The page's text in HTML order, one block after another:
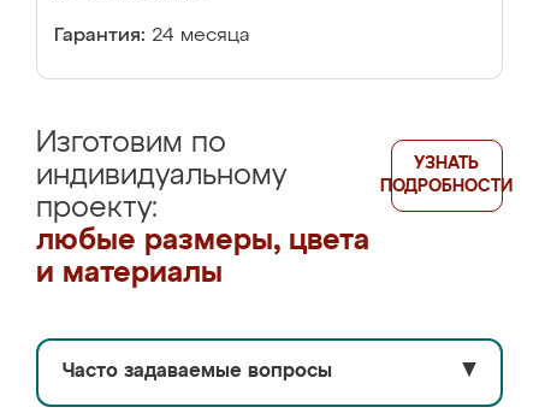
Гарантия: 24 месяца
Изготовим по
индивидуальному
проекту:
любые размеры, цвета
и материалы
УЗНАТЬ
ПОДРОБНОСТИ
Часто задаваемые вопросы ▼